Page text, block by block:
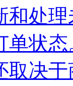
和处
单状
取决